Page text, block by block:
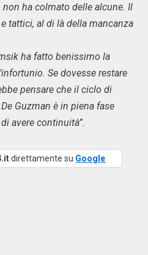
ha colmato delle alcune. Il
tattici, al di là della mancanza
ha fatto benissimo la
Se dovesse restare
pensare che il ciclo di
Guzman è in piena fase
avere continuità”.
direttamente su Google